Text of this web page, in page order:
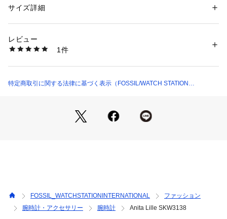
ケース径30mm、ラグ幅12mm、ミネラルクリスタル、クォー
ツムーブメント、三針アナログ表示、輸入品。
カテゴリー：時計（ウォッチ）
スタイルブランドへと革新を続けています。
性別：レディース
素材：ステンレススチール/レザー
商品番号：
SKW3138 （ショップ）
サイズ詳細
レビュー
1件
特定商取引に関する法律に基づく表示（FOSSIL/WATCH STATION
FOSSIL_WATCHSTATIONINTERNATIONAL
ファッション
腕時計・アクセサリー
腕時計 Anita Lille SKW3138